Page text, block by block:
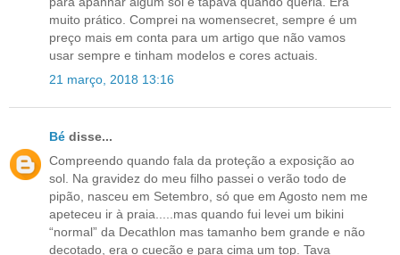
muito prático. Comprei na womensecret, sempre é um
preço mais em conta para um artigo que não vamos
usar sempre e tinham modelos e cores actuais.
21 março, 2018 13:16
Bé disse...
Compreendo quando fala da proteção a exposição ao
sol. Na gravidez do meu filho passei o verão todo de
pipão, nasceu em Setembro, só que em Agosto nem me
apeteceu ir à praia.....mas quando fui levei um bikini
“normal” da Decathlon mas tamanho bem grande e não
decotado, era o cuecão e para cima um top. Tava